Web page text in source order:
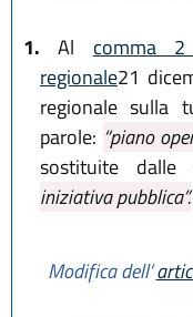
1.
Al comma
regionale21
regionale sulla
parole: “piano
sostituite dalle
iniziativa pubblica”.
Modifica dell’